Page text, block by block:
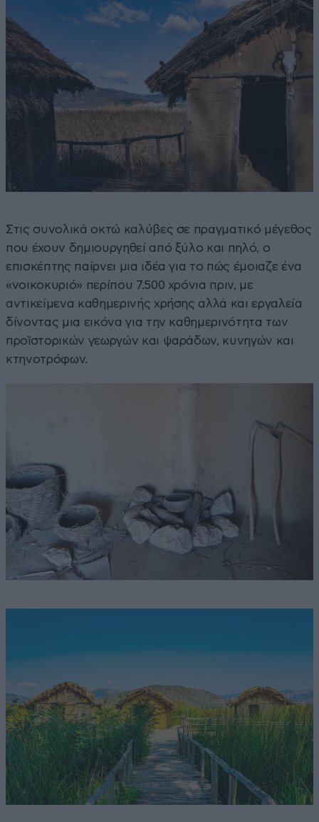
Στις συνολικά οκτώ καλύβες σε πραγματικό μέγεθος
που έχουν δημιουργηθεί από ξύλο και πηλό, ο
επισκέπτης παίρνει μια ιδέα για το πώς έμοιαζε ένα
«νοικοκυριό» περίπου 7.500 χρόνια πριν, με
αντικείμενα καθημερινής χρήσης αλλά και εργαλεία
δίνοντας μια εικόνα για την καθημερινότητα των
προϊστορικών γεωργών και ψαράδων, κυνηγών και
κτηνοτρόφων.